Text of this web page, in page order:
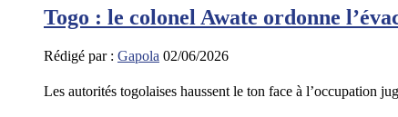
Togo : le colonel Awate ordonne
Rédigé par : Gapola 02/06/2026
Les autorités togolaises haussent le ton face à l’occupation